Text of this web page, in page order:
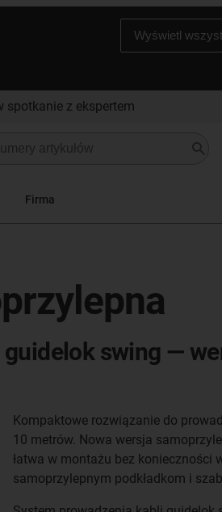
Wyświetl
spotkanie z ekspertem
Firma
swing —
Kompaktowe rozwiązanie do
10 metrów. Nowa wersja
łatwa w montażu bez konieczności
samoprzylepnym podkładkom i